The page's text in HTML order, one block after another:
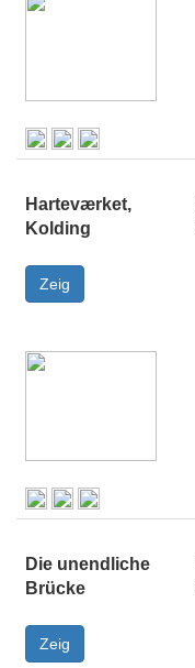
Harteværket,
Kolding
Die unendliche
Brücke